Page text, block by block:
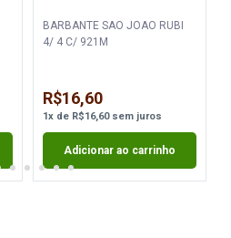
BARBANTE SAO JOAO RUBI
4/ 4 C/ 921M
R$16,60
1xde R$16,60sem juros
Adicionar ao carrinho